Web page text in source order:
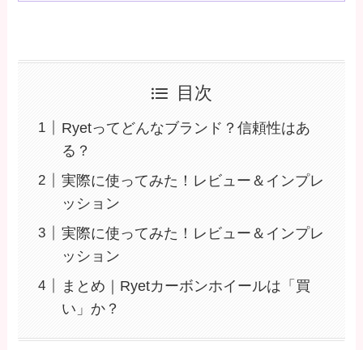
目次
Ryetってどんなブランド？信頼性はあ
る？
実際に使ってみた！レビュー＆インプレ
ッション
実際に使ってみた！レビュー＆インプレ
ッション
まとめ｜Ryetカーボンホイールは「買
い」か？